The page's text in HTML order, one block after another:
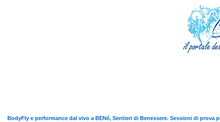
BodyFly e performance dal vivo a BENé, Sentieri di Benessere. Sessioni di prova